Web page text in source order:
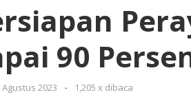
RI
di
Ponre
Capai
Persen
90
Agustus 2023
oleh
-
1,205 x dibaca